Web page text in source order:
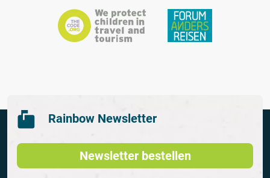
Rainbow Newsletter
Newsletter bestellen